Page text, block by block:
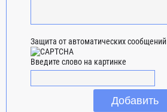
Защита от автоматических сообщений
Введите слово на картинке